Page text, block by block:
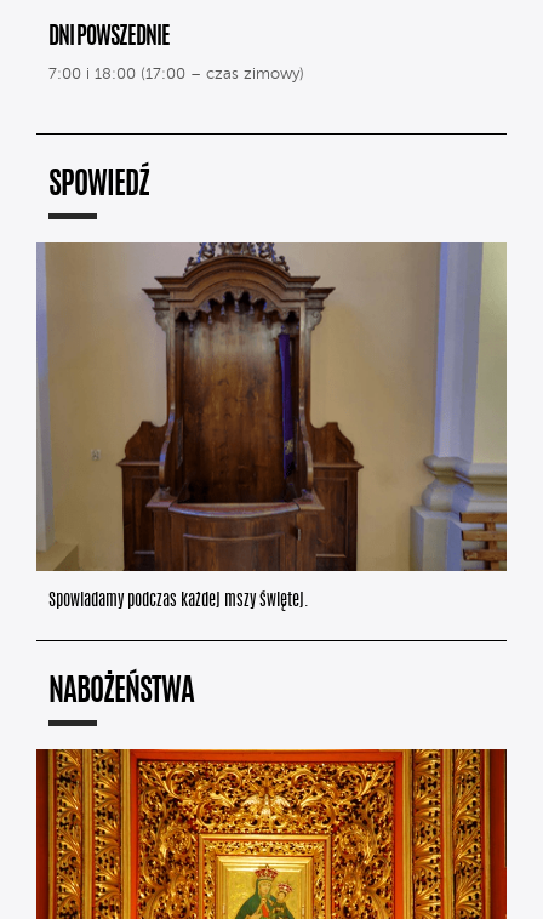
DNI POWSZEDNIE
7:00 i 18:00 (17:00 – czas zimowy)
SPOWIEDŹ
Spowiadamy podczas każdej mszy świętej.
NABOŻEŃSTWA